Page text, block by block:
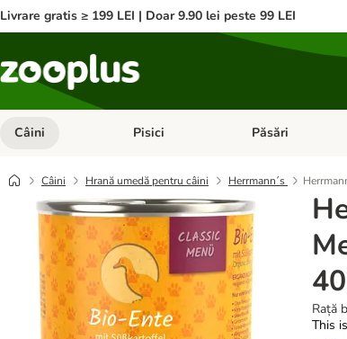
Livrare gratis ≥ 199 LEI | Doar 9.90 lei peste 99 LEI
Câini Deschideți meniul cu categorii: Câini
Pisici Deschideți meniul
Păsări
Câini Hrană umedă pentru câini Herrmann´s
Rață
This